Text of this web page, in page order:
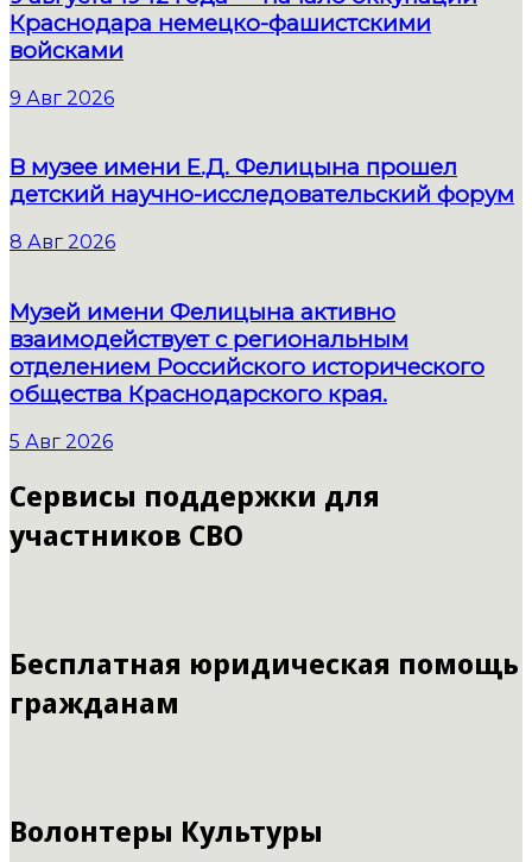
Краснодара немецко-фашистскими
войсками
9 Авг 2026
В музее имени Е.Д. Фелицына прошел
детский научно-исследовательский форум
8 Авг 2026
Музей имени Фелицына активно
взаимодействует с региональным
отделением Российского исторического
общества Краснодарского края.
5 Авг 2026
Сервисы поддержки для
участников СВО
Бесплатная юридическая помощь
гражданам
Волонтеры Культуры